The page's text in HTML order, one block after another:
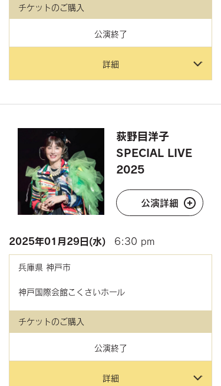
チケットのご購入
公演終了
詳細
荻野目洋子
SPECIAL LIVE
2025
公演詳細
2025年01月29日(水) 6:30 pm
兵庫県 神戸市
神戸国際会館こくさいホール
チケットのご購入
公演終了
詳細